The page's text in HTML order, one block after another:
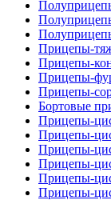
Прицепы-
Прицепы-
Прицепы-
Прицепы-
Бортовые
Прицепы-
Прицепы-
Прицепы-
Прицепы-
Прицепы-
Прицепы-